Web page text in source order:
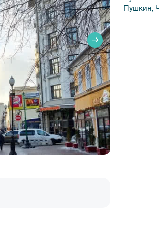
Пушкин,